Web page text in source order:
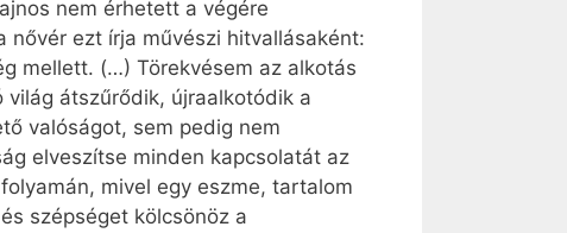
nem érhetett a végére
ezt írja művészi hitvallásaként:
mellett. (…) Törekvésem az alkotás
átszűrődik, újraalkotódik a
valóságot, sem pedig nem
elveszítse minden kapcsolatát az
mivel egy eszme, tartalom
szépséget kölcsönöz a